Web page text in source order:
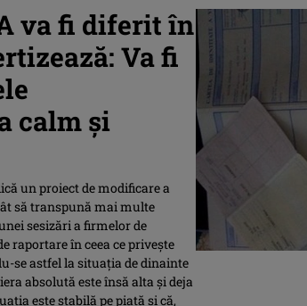
va fi diferit în
Va fi
calm și
un proiect de modificare a
să transpună mai multe
sesizări a firmelor de
raportare în ceea ce privește
se astfel la situația de dinainte
absolută este însă alta și deja
este stabilă pe piață și că,